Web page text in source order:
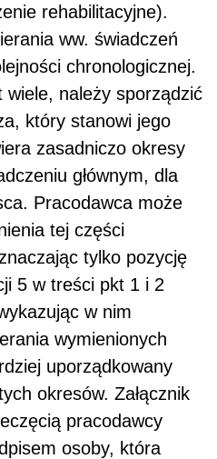
rehabilitacyjne).
ww. świadczeń
chronologicznej.
należy sporządzić
który stanowi jego
zasadniczo okresy
głównym, dla
Pracodawca może
tej części
tylko pozycję
5 w treści pkt 1 i 2
w nim
wymienionych
uporządkowany
okresów. Załącznik
pracodawcy
osoby, która